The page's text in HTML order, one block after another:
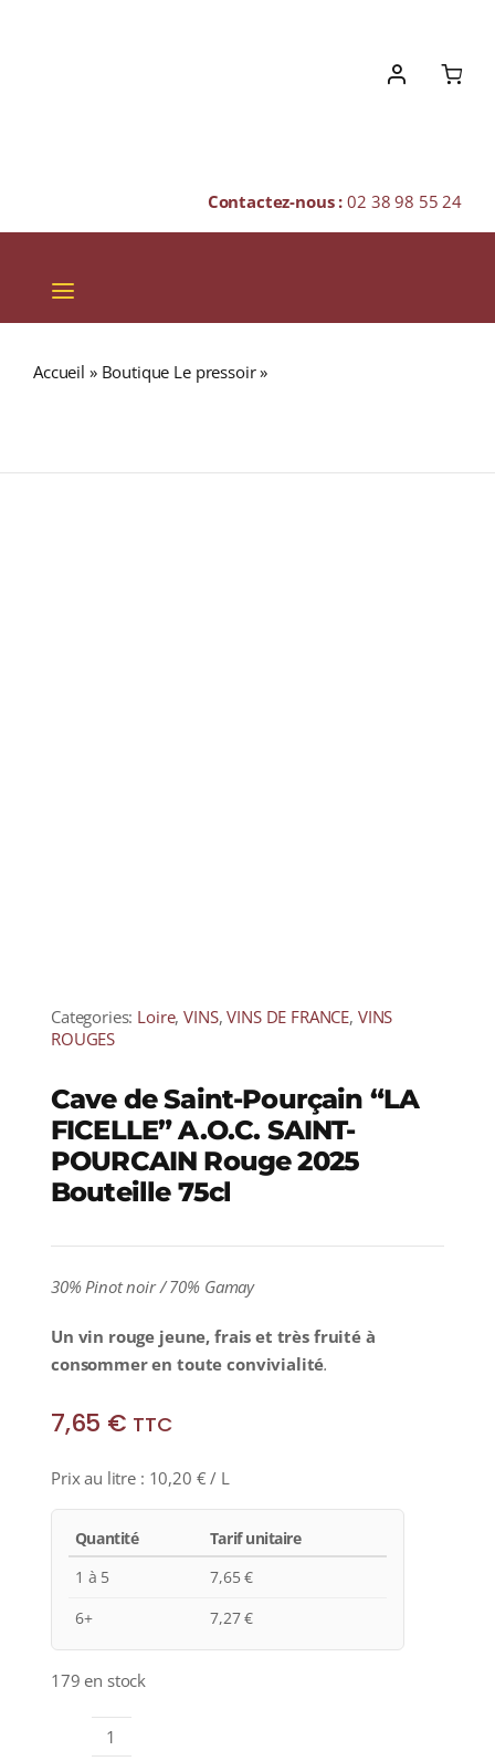
Contactez-nous :02 38 98 55 24
Toggle
Navigation
Accueil » Boutique Le pressoir»
Categories: Loire,VINS,VINS DE FRANCE, VINS
ROUGES
Cave de Saint-Pourçain “LA
FICELLE” A.O.C. SAINT-
POURCAIN Rouge 2025
Bouteille 75cl
30% Pinot noir / 70% Gamay
Un vin rouge jeune, frais et très fruité à
consommer en toute convivialité.
7,65 € TTC
Prix au litre : 10,20 € / L
Quantité
Tarif unitaire
1 à 5
7,65€
6+
7,27€
179 en stock
quantité